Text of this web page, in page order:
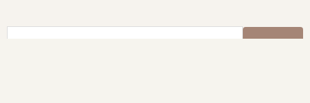
Kayıt Ol